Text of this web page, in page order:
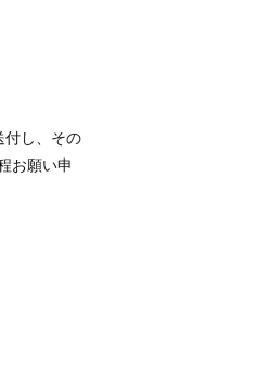
付し、その
お願い申